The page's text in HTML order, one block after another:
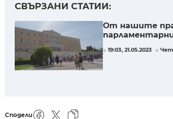
СВЪРЗАНИ СТАТИИ:
От нашите
19:03, 21.05.2023
Сподели